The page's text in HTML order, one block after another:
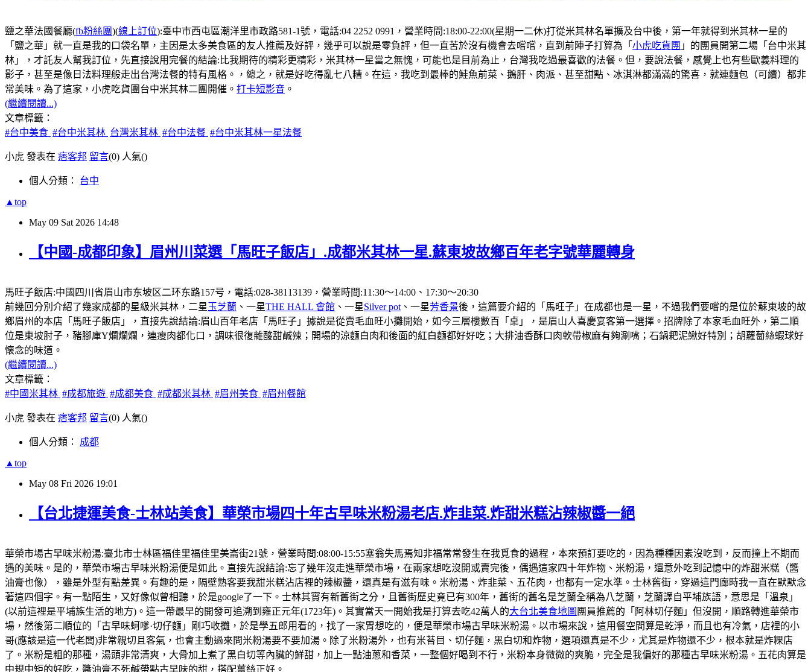
鹽之華法國餐廳(fb粉絲團)(線上訂位):臺中市西屯區潮洋里市政路581-1號，電話:04 2252 0991，營業時間:18:00-22:00(星期一二休)打從米其林名單擴及台中後，第一年就得到米其林一星的
「鹽之華」就一直是我的口袋名單，主因是太多美食區的友人推薦及好評，幾乎可以說是零負評，但一直苦於沒有機會去嚐嚐，直到前陣子打算為「 小虎吃貨團 」的團員開第二場「台中米其
林」，才託友人幫我訂位，先直接說用完餐的結論:比我期待的精彩更精彩，米其林一星當之無愧，可能也是目前為止，台灣我吃過最喜歡的法餐。但，要說法餐，感覺上也有些歐義料理的
影子，甚至是像日法料理般走出台灣法餐的特有風格。，總之，就是好吃得亂七八糟。在這，我吃到最棒的鮭魚前菜、鵝肝、肉派、甚至甜點、冰淇淋都滿滿的驚喜，就連麵包（可續）都非
常美味。為了這家，小虎吃貨團台中米其林二團開催。 打卡短影音 。
(繼續閱讀...)
文章標籤：
#台中美食 #台中米其林 台灣米其林 #台中法餐 #台中米其林一星法餐
小虎 發表在 痞客邦 留言(0) 人氣()
個人分類： 台中
▲top
May 09 Sat 2026 14:48
【中國-成都印象】眉州川菜選「馬旺子飯店」.成都米其林一星.蘇東坡故鄉百年老字號華麗轉身
馬旺子飯店:中國四川省眉山市东坡区二环东路157号，電話:028-38113139，營業時間:11:30〜14:00、17:30〜20:30
前幾回分別介紹了幾家成都的星級米其林，二星 玉芝蘭 、一星THE HALL 會館 、一星Silver pot 、一星芳香景後，這篇要介紹的「馬旺子」在成都也是一星，不過我們要嚐的是位於蘇東坡的故
鄉眉州的本店「馬旺子飯店」，直接先說結論:眉山百年老店「馬旺子」據說是從賣毛血旺小攤開始，如今三層樓數百「桌」，是眉山人喜慶宴客第一選擇。招牌除了本家毛血旺外，第二順
位是東坡肘子，豬腳庫Y爛爛爛，連瘦肉都化口，調味很復雜酸甜鹹辣；開場的涼麵白肉和後面的紅白麵都好好吃；大排油香酥口肉軟帶椒麻有夠涮嘴；石鍋耙泥鰍好特別；胡蘿蔔絲蝦球好
懐念的味道。
(繼續閱讀...)
文章標籤：
#中國米其林 #成都旅遊 #成都美食 #成都米其林 #眉州美食 #眉州餐館
小虎 發表在 痞客邦 留言(0) 人氣()
個人分類： 成都
▲top
May 08 Fri 2026 19:01
【台北捷運美食-士林站美食】華榮市場四十年古早味米粉湯老店.炸韭菜.炸甜米糕沾辣椒醬一絕
華榮市場古早味米粉湯:臺北市士林區福佳里福佳里美崙街21號，營業時間:08:00-15:55塞翁失馬焉知非福常常發生在我覓食的過程，本來預訂要吃的，因為種種因素沒吃到，反而撞上不期而
遇的美味。是的，華榮市場古早味米粉湯便是如此。直接先說結論:忘了幾年沒走進華榮市場，在兩家想吃沒開或賣完後，偶遇這家四十年炸物、米粉湯，還意外吃到記憶中的炸甜米糕（醬
油膏也像），雖是外型有點差異。有趣的是，隔壁熟客要我甜米糕沾店裡的辣椒醬，還真是有滋有味。米粉湯、炸韭菜、五花肉，也都有一定水準。士林舊街，穿過這門廊時我一直在默默念
著這四個字。有一點陌生，又好像似曾相聽，於是google了一下。士林其實有新舊街之分，且舊街歷史竟已有300年，舊街的舊名是芝蘭全稱為八芝蘭，芝蘭譯自平埔族語，意思是「溫泉」
(以前這裡是平埔族生活的地方)。這一帶最早的開發可追溯到雍正元年(1723年)。其實當天一開始我是打算去吃42萬人的大台北美食地圖 團員推薦的「阿林切仔麵」但沒開，順路轉進華榮市
場，然後第二順位的「古早味蚵嗲·切仔麵」剛巧收攤，於是學五郎用看的，找了一家胃想吃的，便是華榮市場古早味米粉湯。以市場來說，這用餐空間算是乾淨，而且也有冷氣，店裡的小
哥(應該是這一代老闆)非常親切且客氣，也會主動過來問米粉湯要不要加湯。除了米粉湯外，也有米苔目、切仔麵，黑白切和炸物，選項還真是不少，尤其是炸物還不少，根本就是炸粿店
了。米粉是粗的那種，湯頭非常清爽，大骨加上煮了黑白切等內臟的鮮甜，加上一點油蔥和香菜，一整個好喝到不行，米粉本身微微的爽脆，完全是我偏好的那種古早味米粉湯。五花肉算是
中規中矩的好吃，醬油膏不死鹹帶點古早味的甜，搭配薑絲正好。